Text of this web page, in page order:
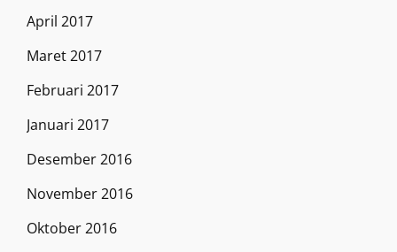
April 2017
Maret 2017
Februari 2017
Januari 2017
Desember 2016
November 2016
Oktober 2016